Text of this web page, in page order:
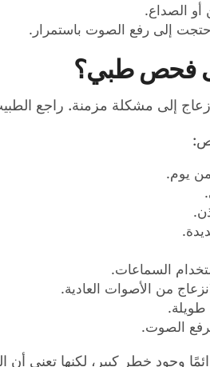
الصداع.
إلى رفع الصوت باستمرار.
فحص طبي؟
إلى مشكلة مزمنة. راجع
يوم.
السماعات.
من الأصوات العادية.
طويلة.
الصوت.
وجود خطر كبير، لكنها تعني